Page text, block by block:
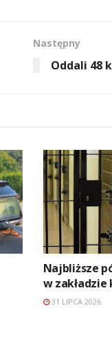
Następny
Oddali 48
Najbliższe
w zakładzie
31 LIPCA 2026